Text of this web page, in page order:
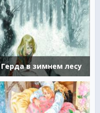
Герда в зимнем лесу